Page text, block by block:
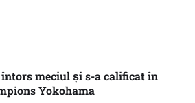
întors meciul și s-a calificat în
Yokohama